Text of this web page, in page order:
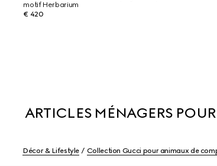
motif Herbarium
€ 420
ARTICLES MÉNAGERS
Décor & Lifestyle Collection Gucci pour animaux de